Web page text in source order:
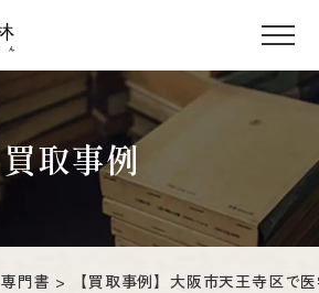
買取事例
専門書 【買取事例】大阪市天王寺区で